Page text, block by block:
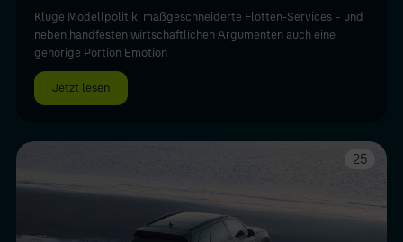
Kluge Modellpolitik, maßgeschneiderte Flotten-Services – und
neben handfesten wirtschaftlichen Argumenten auch eine
gehörige Portion Emotion
Jetzt lesen
25